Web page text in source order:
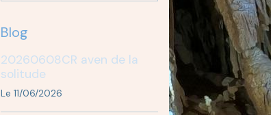
Blog
20260608CR aven de la
solitude
Le 11/06/2026